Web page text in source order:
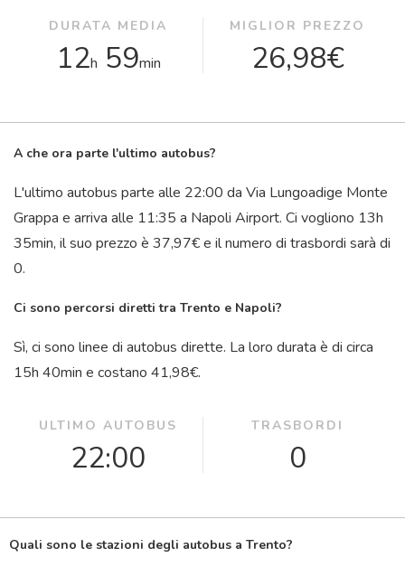
DURATA MEDIA
12h 59min
MIGLIOR PREZZO
26,98€
A che ora parte l'ultimo autobus?
L'ultimo autobus parte alle 22:00 da Via Lungoadige Monte
Grappa e arriva alle 11:35 a Napoli Airport. Ci vogliono 13h
35min, il suo prezzo è 37,97€ e il numero di trasbordi sarà di
0.
Ci sono percorsi diretti tra Trento e Napoli?
Sì, ci sono linee di autobus dirette. La loro durata è di circa
15h 40min e costano 41,98€.
ULTIMO AUTOBUS
22:00
TRASBORDI
0
Quali sono le stazioni degli autobus a Trento?